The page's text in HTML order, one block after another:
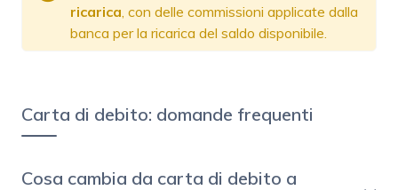
ricarica , con delle commissioni applicate dalla
banca per la ricarica del saldo disponibile.
Carta di debito: domande frequenti
Cosa cambia da carta di debito a